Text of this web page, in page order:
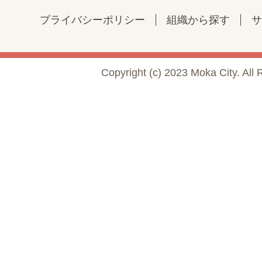
プライバシーポリシー 組織から探す
Copyright (c) 2023 Moka City. All